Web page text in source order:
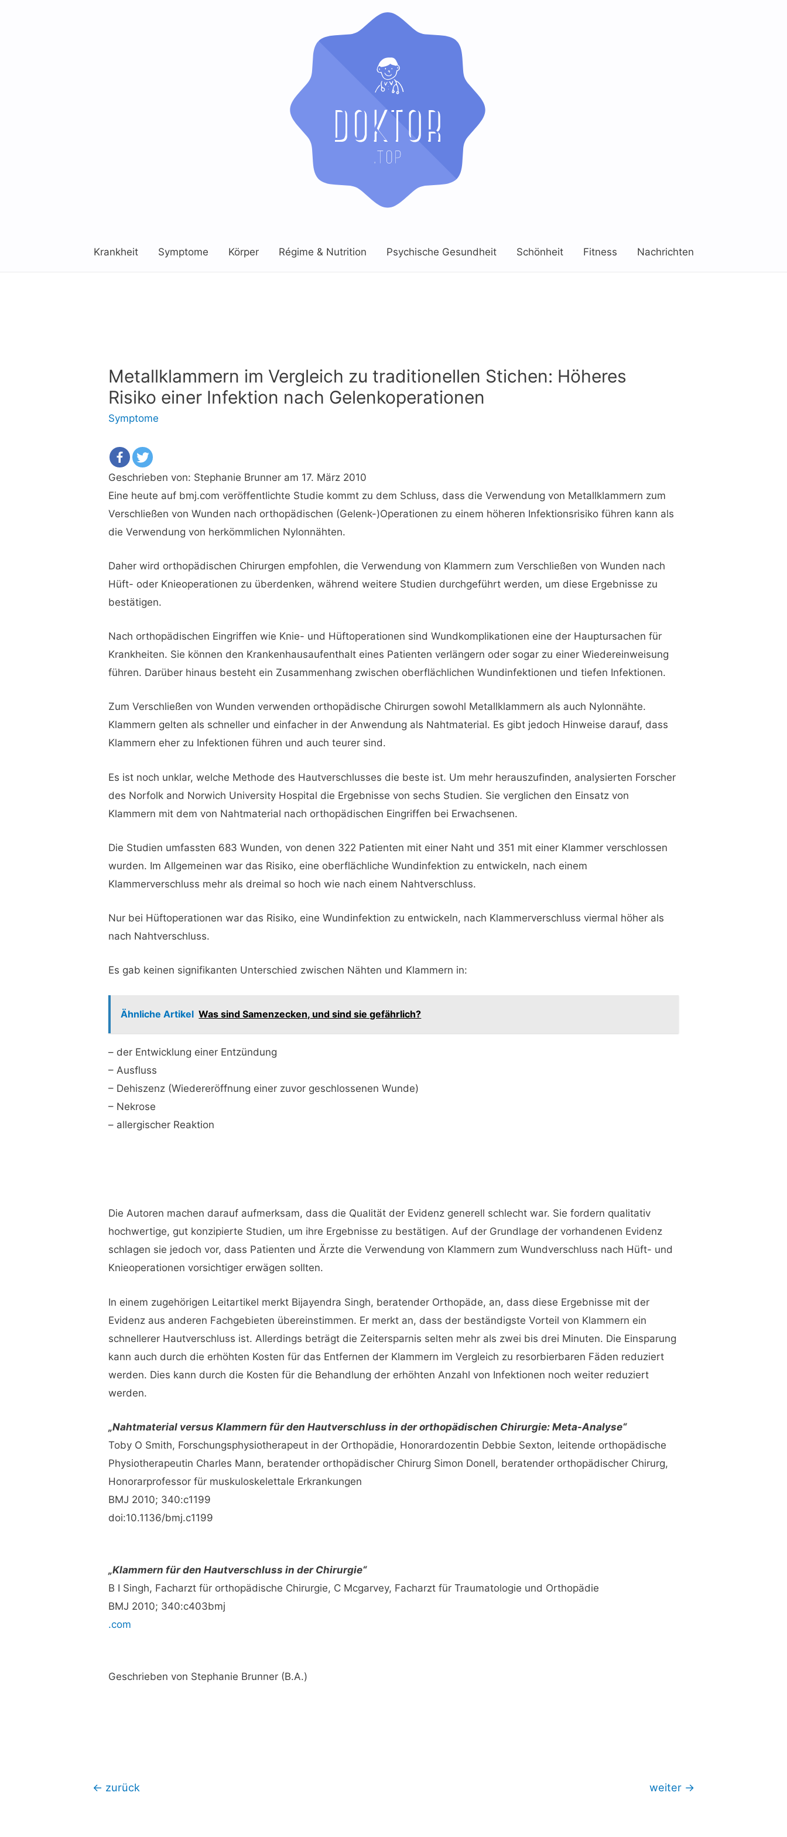
Krankheit Symptome Körper Régime & Nutrition Psychische Gesundheit Schönheit Fitness Nachrichten
Metallklammern im Vergleich zu traditionellen Stichen: Höheres
Risiko einer Infektion nach Gelenkoperationen
Symptome
Geschrieben von: Stephanie Brunner am 17. März 2010
Eine heute auf bmj.com veröffentlichte Studie kommt zu dem Schluss, dass die Verwendung von Metallklammern zum
Verschließen von Wunden nach orthopädischen (Gelenk-)Operationen zu einem höheren Infektionsrisiko führen kann als
die Verwendung von herkömmlichen Nylonnähten.
Daher wird orthopädischen Chirurgen empfohlen, die Verwendung von Klammern zum Verschließen von Wunden nach
Hüft- oder Knieoperationen zu überdenken, während weitere Studien durchgeführt werden, um diese Ergebnisse zu
bestätigen.
Nach orthopädischen Eingriffen wie Knie- und Hüftoperationen sind Wundkomplikationen eine der Hauptursachen für
Krankheiten. Sie können den Krankenhausaufenthalt eines Patienten verlängern oder sogar zu einer Wiedereinweisung
führen. Darüber hinaus besteht ein Zusammenhang zwischen oberflächlichen Wundinfektionen und tiefen Infektionen.
Zum Verschließen von Wunden verwenden orthopädische Chirurgen sowohl Metallklammern als auch Nylonnähte.
Klammern gelten als schneller und einfacher in der Anwendung als Nahtmaterial. Es gibt jedoch Hinweise darauf, dass
Klammern eher zu Infektionen führen und auch teurer sind.
Es ist noch unklar, welche Methode des Hautverschlusses die beste ist. Um mehr herauszufinden, analysierten Forscher
des Norfolk and Norwich University Hospital die Ergebnisse von sechs Studien. Sie verglichen den Einsatz von
Klammern mit dem von Nahtmaterial nach orthopädischen Eingriffen bei Erwachsenen.
Die Studien umfassten 683 Wunden, von denen 322 Patienten mit einer Naht und 351 mit einer Klammer verschlossen
wurden. Im Allgemeinen war das Risiko, eine oberflächliche Wundinfektion zu entwickeln, nach einem
Klammerverschluss mehr als dreimal so hoch wie nach einem Nahtverschluss.
Nur bei Hüftoperationen war das Risiko, eine Wundinfektion zu entwickeln, nach Klammerverschluss viermal höher als
nach Nahtverschluss.
Es gab keinen signifikanten Unterschied zwischen Nähten und Klammern in:
Ähnliche Artikel Was sind Samenzecken, und sind sie gefährlich?
– der Entwicklung einer Entzündung
– Ausfluss
– Dehiszenz (Wiedereröffnung einer zuvor geschlossenen Wunde)
– Nekrose
– allergischer Reaktion
Die Autoren machen darauf aufmerksam, dass die Qualität der Evidenz generell schlecht war. Sie fordern qualitativ
hochwertige, gut konzipierte Studien, um ihre Ergebnisse zu bestätigen. Auf der Grundlage der vorhandenen Evidenz
schlagen sie jedoch vor, dass Patienten und Ärzte die Verwendung von Klammern zum Wundverschluss nach Hüft- und
Knieoperationen vorsichtiger erwägen sollten.
In einem zugehörigen Leitartikel merkt Bijayendra Singh, beratender Orthopäde, an, dass diese Ergebnisse mit der
Evidenz aus anderen Fachgebieten übereinstimmen. Er merkt an, dass der beständigste Vorteil von Klammern ein
schnellerer Hautverschluss ist. Allerdings beträgt die Zeitersparnis selten mehr als zwei bis drei Minuten. Die Einsparung
kann auch durch die erhöhten Kosten für das Entfernen der Klammern im Vergleich zu resorbierbaren Fäden reduziert
werden. Dies kann durch die Kosten für die Behandlung der erhöhten Anzahl von Infektionen noch weiter reduziert
werden.
„Nahtmaterial versus Klammern für den Hautverschluss in der orthopädischen Chirurgie: Meta-Analyse“
Toby O Smith, Forschungsphysiotherapeut in der Orthopädie, Honorardozentin Debbie Sexton, leitende orthopädische
Physiotherapeutin Charles Mann, beratender orthopädischer Chirurg Simon Donell, beratender orthopädischer Chirurg,
Honorarprofessor für muskuloskelettale Erkrankungen
BMJ 2010; 340:c1199
doi:10.1136/bmj.c1199
„Klammern für den Hautverschluss in der Chirurgie“
B I Singh, Facharzt für orthopädische Chirurgie, C Mcgarvey, Facharzt für Traumatologie und Orthopädie
BMJ 2010; 340:c403bmj
.com
Geschrieben von Stephanie Brunner (B.A.)
Beitragsnavigation
← zurück weiter →